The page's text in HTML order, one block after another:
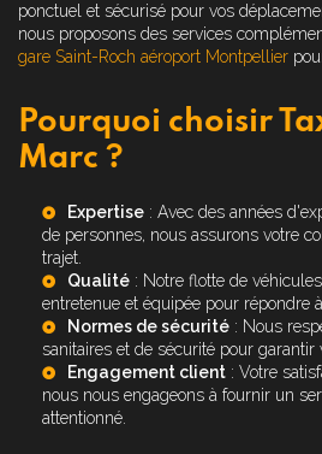
ponctuel et sécurisé pour vos
nous proposons des services
gare Saint-Roch aéroport Montpellier
Pourquoi choisir
Marc ?
Expertise : Avec des années
de personnes, nous assurons votre
trajet.
Qualité : Notre flotte de
entretenue et équipée pour répondre
Normes de sécurité : Nous
sanitaires et de sécurité pour garantir
Engagement client : Votre
nous nous engageons à fournir un
attentionné.